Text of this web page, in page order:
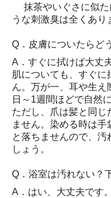
抹茶やいぐさに似た
うな刺激臭は全くあり
Q．皮膚についたらど
A．すぐに拭けば大丈
肌についても、すぐ
ん。万が一、耳や生
日～1週間ほどで自然
ただし、爪は髪と同じ
ません。染める時は手
と落ちませんので、汚
しょう。
Q．浴室は汚れない？
A．はい、大丈夫です。